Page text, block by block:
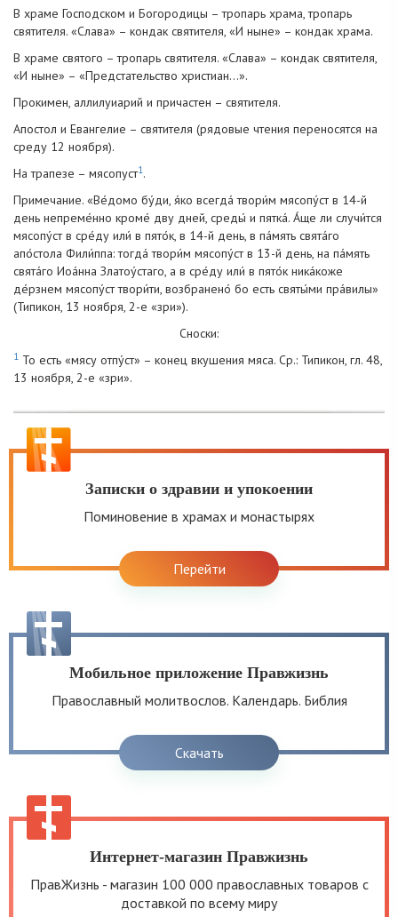
В храме Господском и Богородицы – тропарь храма, тропарь
святителя. «Слава» – кондак святителя, «И ныне» – кондак храма.
В храме святого – тропарь святителя. «Слава» – кондак святителя,
«И ныне» – «Предстательство христиан…».
Прокимен, аллилуиарий и причастен – святителя.
Апостол и Евангелие – святителя (рядовые чтения переносятся на
среду 12 ноября).
На трапезе – мясопуст1 .
Примечание. «Ве́домо бу́ди, я́ко всегда́ твори́м мясопу́ст в 14-й
день непреме́нно кроме́ дву дней, среды́ и пятка́. А́ще ли случи́тся
мясопу́ст в сре́ду или́ в пято́к, в 14-й день, в па́мять свята́го
апо́стола Фили́ппа: тогда́ твори́м мясопу́ст в 13-й день, на па́мять
свята́го Иоа́нна Златоу́стаго, а в сре́ду или́ в пято́к ника́коже
де́рзнем мясопу́ст твори́ти, возбранено́ бо есть святы́ми пра́вилы»
(Типикон, 13 ноября, 2-е «зри»).
Сноски:
1 То есть «мясу отпу́ст» – конец вкушения мяса. Ср.: Типикон, гл. 48,
13 ноября, 2-е «зри».
Записки о здравии и упокоении
Поминовение в храмах и монастырях
Перейти
Мобильное приложение Правжизнь
Православный молитвослов. Календарь. Библия
Скачать
Интернет-магазин Правжизнь
ПравЖизнь - магазин 100 000 православных товаров с
доставкой по всему миру